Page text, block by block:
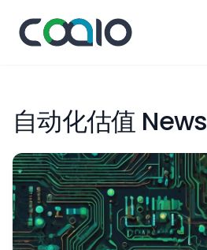
自动化估值 News